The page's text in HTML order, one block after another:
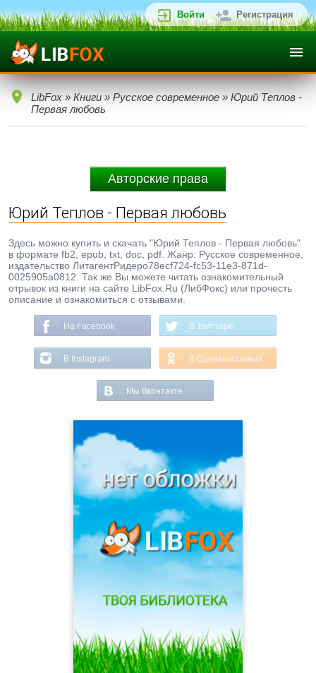
Войти Регистрация
LibFox » Книги » Русское современное » Юрий Теплов -
Первая любовь
Авторские права
Юрий Теплов - Первая любовь
Здесь можно купить и скачать "Юрий Теплов - Первая любовь"
в формате fb2, epub, txt, doc, pdf. Жанр: Русское современное,
издательство ЛитагентРидеро78ecf724-fc53-11e3-871d-
0025905a0812. Так же Вы можете читать ознакомительный
отрывок из книги на сайте LibFox.Ru (ЛибФокс) или прочесть
описание и ознакомиться с отзывами.
На Facebook В Твиттере
В Instagram В Одноклассниках
Мы Вконтакте